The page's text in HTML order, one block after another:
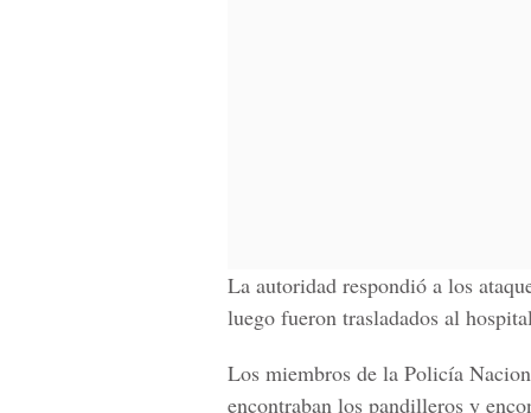
La autoridad respondió a los
luego fueron trasladados al
Los miembros de la Policía
encontraban los pandilleros y